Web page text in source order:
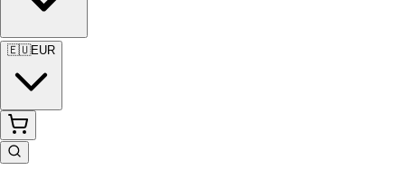
🇪🇺EUR